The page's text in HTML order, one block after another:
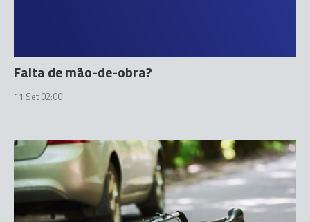
Falta de mão-de-obra?
11 Set 02:00